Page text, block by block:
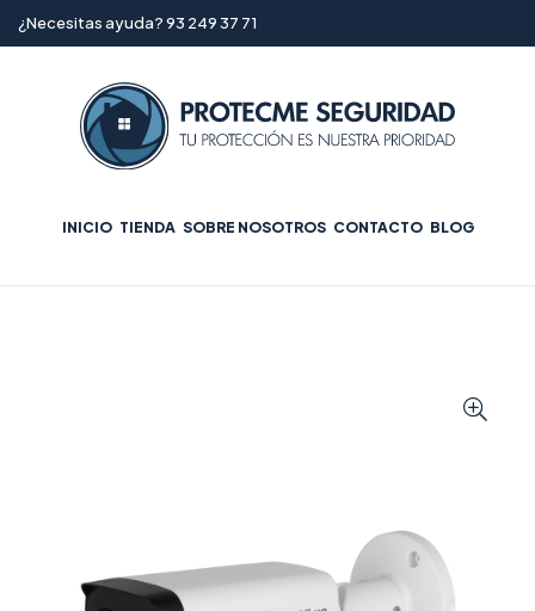
¿Necesitas ayuda? 93 249 37 71
INICIO TIENDA SOBRE NOSOTROS CONTACTO BLOG